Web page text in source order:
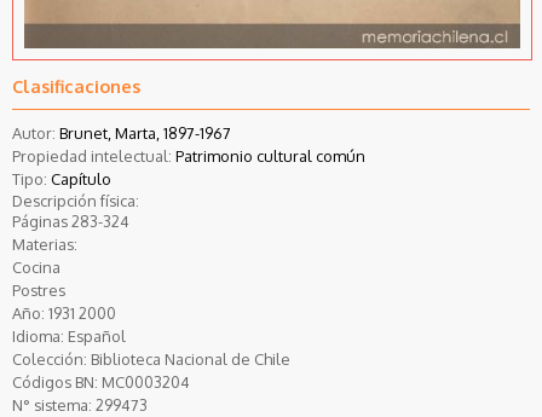
Clasificaciones
Autor: Brunet, Marta, 1897-1967
Propiedad intelectual: Patrimonio cultural común
Tipo: Capítulo
Descripción física:
Páginas 283-324
Materias:
Cocina
Postres
Año: 1931 2000
Idioma: Español
Colección: Biblioteca Nacional de Chile
Códigos BN: MC0003204
N° sistema: 299473